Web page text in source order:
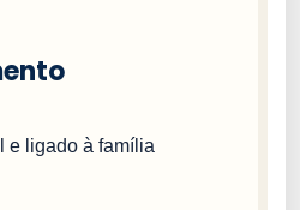
e ligado à família